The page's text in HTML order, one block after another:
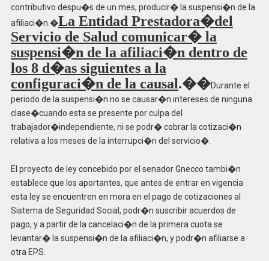
contributivo despu�s de un mes, producir� la suspensi�n de la
afiliaci�n.�La Entidad Prestadora�del
Servicio de Salud comunicar� la
suspensi�n de la afiliaci�n dentro de
los 8 d�as siguientes a la
configuraci�n de la causal.��Durante el
periodo de la suspensi�n no se causar�n intereses de ninguna
clase�cuando esta se presente por culpa del
trabajador�independiente, ni se podr� cobrar la cotizaci�n
relativa a los meses de la interrupci�n del servicio�.
El proyecto de ley concebido por el senador Gnecco tambi�n
establece que los aportantes, que antes de entrar en vigencia
esta ley se encuentren en mora en el pago de cotizaciones al
Sistema de Seguridad Social, podr�n suscribir acuerdos de
pago, y a partir de la cancelaci�n de la primera cuota se
levantar� la suspensi�n de la afiliaci�n, y podr�n afiliarse a
otra EPS.